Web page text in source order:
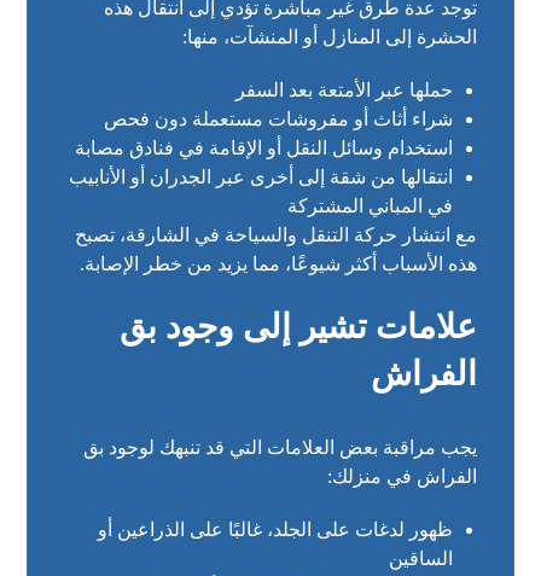
توجد عدة طرق غير مباشرة تؤدي إلى انتقال هذه
الحشرة إلى المنازل أو المنشآت، منها:
حملها عبر الأمتعة بعد السفر
شراء أثاث أو مفروشات مستعملة دون فحص
استخدام وسائل النقل أو الإقامة في فنادق مصابة
انتقالها من شقة إلى أخرى عبر الجدران أو الأنابيب
في المباني المشتركة
مع انتشار حركة التنقل والسياحة في الشارقة، تصبح
هذه الأسباب أكثر شيوعًا، مما يزيد من خطر الإصابة.
علامات تشير إلى وجود بق
الفراش
يجب مراقبة بعض العلامات التي قد تنبهك لوجود بق
الفراش في منزلك:
ظهور لدغات على الجلد، غالبًا على الذراعين أو
الساقين